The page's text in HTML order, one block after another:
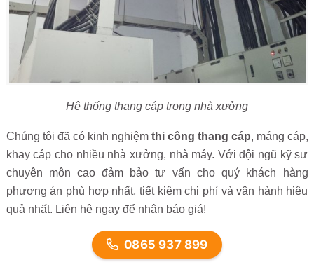
Hệ thống thang cáp trong nhà xưởng
Chúng tôi đã có kinh nghiệm thi công thang cáp, máng cáp,
khay cáp cho nhiều nhà xưởng, nhà máy. Với đội ngũ kỹ sư
chuyên môn cao đảm bảo tư vấn cho quý khách hàng
phương án phù hợp nhất, tiết kiệm chi phí và vận hành hiệu
quả nhất. Liên hệ ngay để nhận báo giá!
0865 937 899